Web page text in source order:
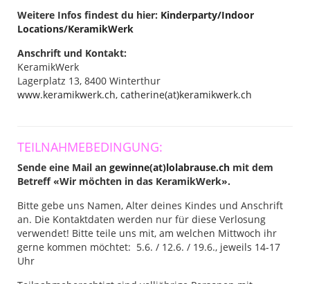
Weitere Infos findest du hier: Kinderparty/Indoor
Locations/KeramikWerk
Anschrift und Kontakt:
KeramikWerk
Lagerplatz 13, 8400 Winterthur
www.keramikwerk.ch, catherine(at)keramikwerk.ch
TEILNAHMEBEDINGUNG:
Sende eine Mail an gewinne(at)lolabrause.ch mit dem
Betreff «Wir möchten in das KeramikWerk».
Bitte gebe uns Namen, Alter deines Kindes und Anschrift
an. Die Kontaktdaten werden nur für diese Verlosung
verwendet! Bitte teile uns mit, am welchen Mittwoch ihr
gerne kommen möchtet: 5.6. / 12.6. / 19.6., jeweils 14-17
Uhr